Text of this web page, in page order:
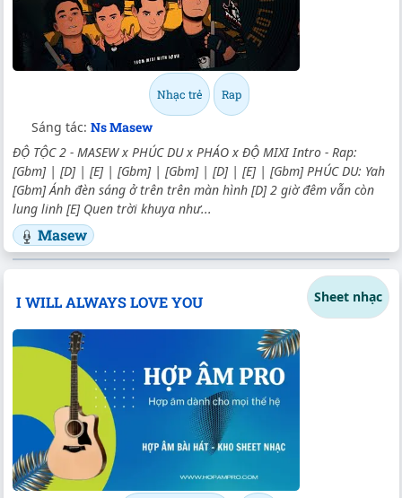
Nhạc trẻ Rap
Sáng tác: Ns Masew
ĐỘ TỘC 2 - MASEW x PHÚC DU x PHÁO x ĐỘ MIXI Intro - Rap:
[Gbm] | [D] | [E] | [Gbm] | [Gbm] | [D] | [E] | [Gbm] PHÚC DU: Yah
[Gbm] Ánh đèn sáng ở trên trên màn hình [D] 2 giờ đêm vẫn còn
lung linh [E] Quen trời khuya như...
Masew
I WILL ALWAYS LOVE YOU Sheet nhạc